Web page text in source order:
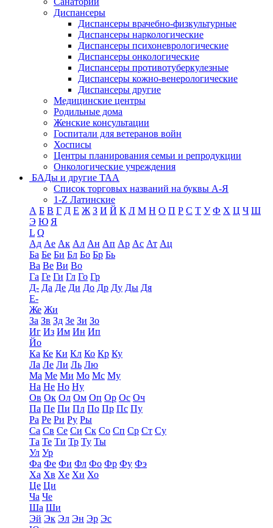
Диспансеры
Диспансеры врачебно-физкультурные
Диспансеры наркологические
Диспансеры психоневрологические
Диспансеры онкологические
Диспансеры противотуберкулезные
Диспансеры кожно-венерологические
Диспансеры другие
Медицинские центры
Родильные дома
Женские консультации
Госпитали для ветеранов войн
Хосписы
Центры планирования семьи и репродукции
Онкологические учреждения
БАДы и другие ТАА
Список торговых названий на буквы А-Я
1-Z Латинские
А Б В Г Д Е Ж З И Й К Л М Н О П Р С Т У Ф Х Ц Ч Ш
Э Ю Я
L Q
Ад Ае Ак Ал Ан Ап Ар Ас Ат Ац
Ба Бе Би Бл Бо Бр Бь
Ва Ве Ви Во
Га Ге Ги Гл Го Гр
Д- Да Де Ди До Др Ду Ды Дя
Е-
Же Жи
За Зв Зд Зе Зи Зо
Иг Из Им Ин Ип
Йо
Ка Ке Ки Кл Ко Кр Ку
Ла Ле Ли Ль Лю
Ма Ме Ми Мо Мс Му
На Не Но Ну
Ов Ок Ол Ом Оп Ор Ос Оч
Па Пе Пи Пл По Пр Пс Пу
Ра Ре Ри Ру Ры
Са Св Се Си Ск Со Сп Ср Ст Су
Та Те Ти Тр Ту Ты
Ул Ур
Фа Фе Фи Фл Фо Фр Фу Фэ
Ха Хв Хе Хи Хо
Це Ци
Ча Че
Ша Ши
Эй Эк Эл Эн Эр Эс